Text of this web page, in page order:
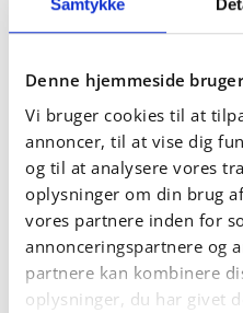
Samtykke
Denne hjemmeside
Vi bruger cookies til at
annoncer, til at vise dig
og til at analysere vores
oplysninger om din brug
vores partnere inden for
annonceringspartnere og
partnere kan kombinere
oplysninger, du har givet
Reducér dine
lav pris
aksede
Diagonale tilgange og en
minimum krav til
hidtil har krævet en lodret
Konfigurationseksempel: